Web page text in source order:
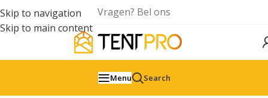
Skip to navigation
Skip to main content
Vragen? Bel ons
Menu Search